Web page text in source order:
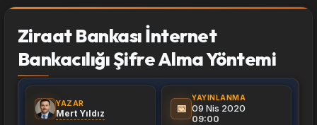
Ziraat Bankası İnternet
Bankacılığı Şifre Alma Yöntemi
YAZAR
Mert Yıldız 📅
YAYINLANMA
09 Nis 2020
09:00